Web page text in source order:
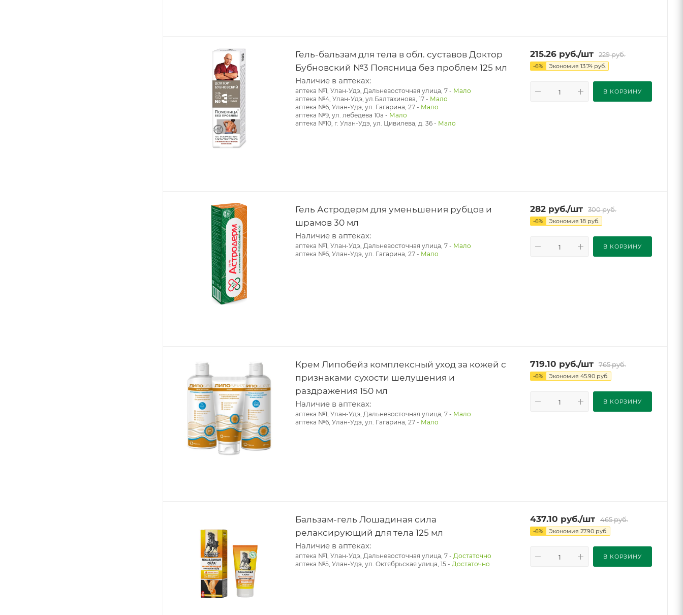
Гель-бальзам для тела в обл. суставов Доктор
Бубновский №3 Поясница без проблем 125 мл
Наличие в аптеках:
аптека №1, Улан-Удэ, Дальневосточная улица, 7 - Мало
аптека №4, Улан-Удэ, ул.Балтахинова, 17 - Мало
аптека №6, Улан-Удэ, ул. Гагарина, 27 - Мало
аптека №9, ул. лебедева 10а - Мало
аптека №10, г. Улан-Удэ, ул. Цивилева, д. 36 - Мало
215.26 руб./шт 229руб.
-6% Экономия 13.74 руб.
В КОРЗИНУ
Гель Астродерм для уменьшения рубцов и
шрамов 30 мл
Наличие в аптеках:
аптека №1, Улан-Удэ, Дальневосточная улица, 7 - Мало
аптека №6, Улан-Удэ, ул. Гагарина, 27 - Мало
282 руб./шт 300руб.
-6% Экономия 18 руб.
В КОРЗИНУ
Крем Липобейз комплексный уход за кожей с
признаками сухости шелушения и
раздражения 150 мл
Наличие в аптеках:
аптека №1, Улан-Удэ, Дальневосточная улица, 7 - Мало
аптека №6, Улан-Удэ, ул. Гагарина, 27 - Мало
719.10 руб./шт 765руб.
-6% Экономия 45.90 руб.
В КОРЗИНУ
Бальзам-гель Лошадиная сила
релаксирующий для тела 125 мл
Наличие в аптеках:
аптека №1, Улан-Удэ, Дальневосточная улица, 7 - Достаточно
аптека №5, Улан-Удэ, ул. ​Октябрьская улица, 15 - Достаточно
437.10 руб./шт 465руб.
-6% Экономия 27.90 руб.
В КОРЗИНУ